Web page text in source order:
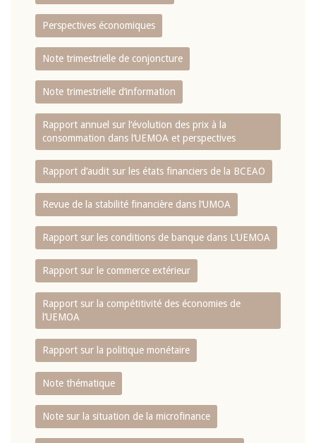
Perspectives économiques
Note trimestrielle de conjoncture
Note trimestrielle d‘information
Rapport annuel sur l‘évolution des prix à la
consommation dans l‘UEMOA et perspectives
Rapport d‘audit sur les états financiers de la BCEAO
Revue de la stabilité financière dans l‘UMOA
Rapport sur les conditions de banque dans L‘UEMOA
Rapport sur le commerce extérieur
Rapport sur la compétitivité des économies de
l‘UEMOA
Rapport sur la politique monétaire
Note thématique
Note sur la situation de la microfinance